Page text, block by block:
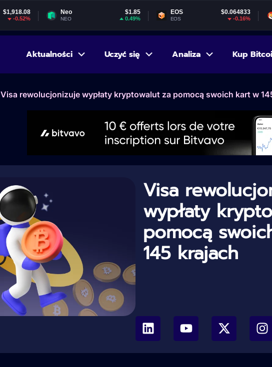
Neo
NEO
EOS
EOS
Shiba Inu
SHIB
Aktualności Uczyć się Analiza Kup
Visa rewolucjonizuje wypłaty kryptowalut za pomocą swoich kart w
Visa
wypłaty
pomocą
145 krajach